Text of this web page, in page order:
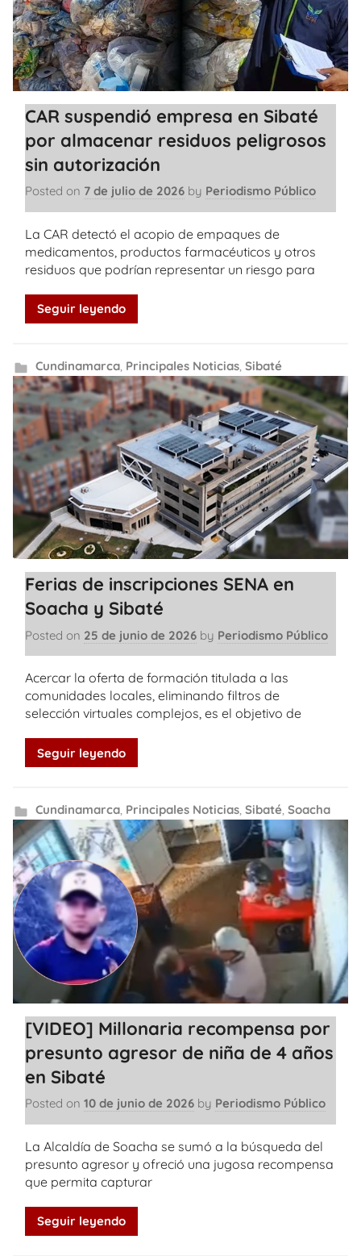
CAR suspendió empresa en Sibaté
por almacenar residuos peligrosos
sin autorización
Posted on 7 de julio de 2026 by Periodismo Público
La CAR detectó el acopio de empaques de
medicamentos, productos farmacéuticos y otros
residuos que podrían representar un riesgo para
Seguir leyendo
Cundinamarca, Principales Noticias, Sibaté
Ferias de inscripciones SENA en
Soacha y Sibaté
Posted on 25 de junio de 2026 by Periodismo Público
Acercar la oferta de formación titulada a las
comunidades locales, eliminando filtros de
selección virtuales complejos, es el objetivo de
Seguir leyendo
Cundinamarca, Principales Noticias, Sibaté, Soacha
[VIDEO] Millonaria recompensa por
presunto agresor de niña de 4 años
en Sibaté
Posted on 10 de junio de 2026 by Periodismo Público
La Alcaldía de Soacha se sumó a la búsqueda del
presunto agresor y ofreció una jugosa recompensa
que permita capturar
Seguir leyendo